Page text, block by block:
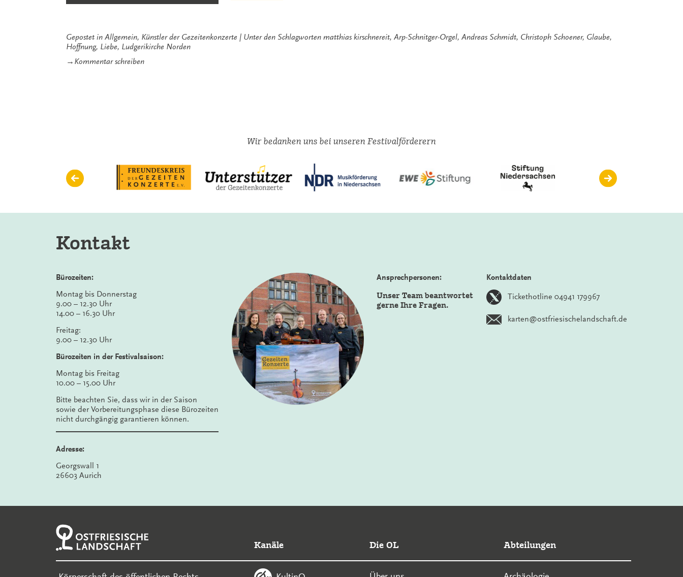
Hoffnung,
Liebe“
Gepostet in Allgemein, Künstler der Gezeitenkonzerte Unter den Schlagworten matthias kirschnereit, Arp-Schnitger-Orgel, Andreas Schmidt, Christoph Schoener, Glaube,
Hoffnung, Liebe, Ludgerikirche Norden
→ Kommentar schreibenzu
Wir bedanken uns bei unseren Festivalförderern
Kontakt
Bürozeiten:
Montag bis Donnerstag
9.00 – 12.30 Uhr
14.00 – 16.30 Uhr
Freitag:
9.00 – 12.30 Uhr
Bürozeiten in der Festivalsaison:
Montag bis Freitag
10.00 – 15.00 Uhr
Bitte beachten Sie, dass wir in der Saison
sowie der Vorbereitungsphase diese Bürozeiten
nicht durchgängig garantieren können.
Adresse:
Georgswall 1
26603 Aurich
Ansprechpersonen:
Unser Team beantwortet
gerne Ihre Fragen.
Kontaktdaten
Tickethotline 04941 179967
karten@ostfriesischelandschaft.de
Kanäle Die OL Abteilungen